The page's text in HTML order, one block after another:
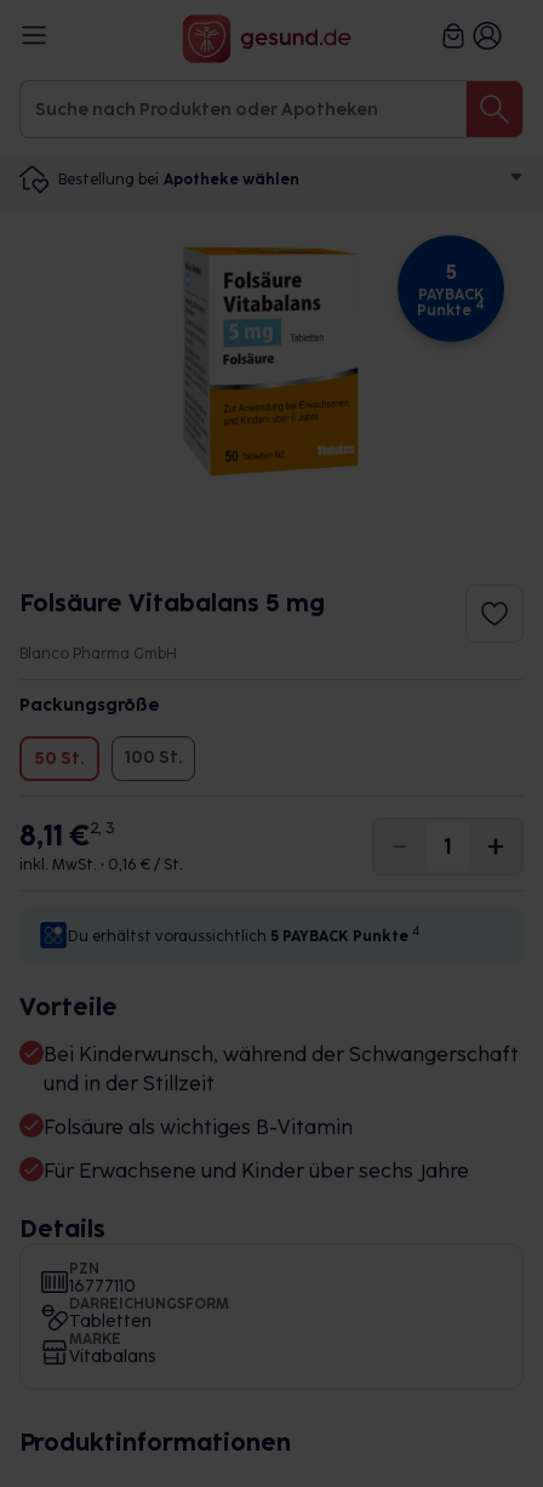
Bestellung bei Apotheke wählen
5
PAYBACK
Punkte 4
Folsäure Vitabalans 5 mg
Blanco Pharma GmbH
Packungsgröße
50 St. 100 St.
8,11 €2, 3
inkl. MwSt. • 0,16 € / St.
Du erhältst voraussichtlich 5 PAYBACK Punkte 4
Vorteile
Bei Kinderwunsch, während der Schwangerschaft
und in der Stillzeit
Folsäure als wichtiges B-Vitamin
Für Erwachsene und Kinder über sechs Jahre
Details
PZN
16777110
DARREICHUNGSFORM
Tabletten
MARKE
Vitabalans
Produktinformationen